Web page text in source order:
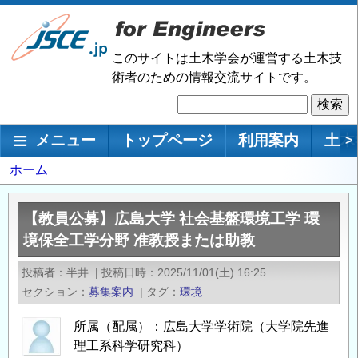
メ
ン
移
このサイトは土木学会が運営する土木技
術者のための情報交流サイトです。
索
メインナビゲーション
メニュー トップページ 利用案内 土 >
パ
ン
ず
ホーム
【教員公募】広島大学 社会基盤環境工学 環
境保全工学分野 准教授または助教
投稿者 半井 | 投稿日時
2025/11/01(土) 16:25
セクション
募集案内 | タグ 環境
所属（配属）：広島大学学術院（大学院先進
理工系科学研究科）